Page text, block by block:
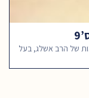
של הרב אשלג, בעל